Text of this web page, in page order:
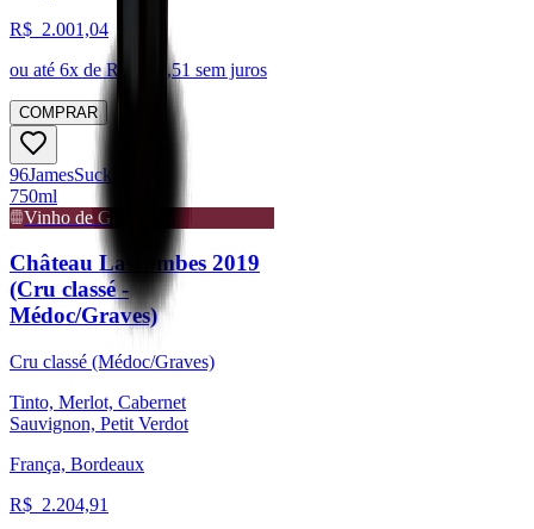
R$ 2.001,04
ou até 6x de R$ 333,51 sem juros
COMPRAR
96JamesSuckling
750ml
Vinho de Guarda
Château Lascombes 2019
(Cru classé -
Médoc/Graves)
Cru classé (Médoc/Graves)
Tinto, Merlot, Cabernet
Sauvignon, Petit Verdot
França, Bordeaux
R$ 2.204,91